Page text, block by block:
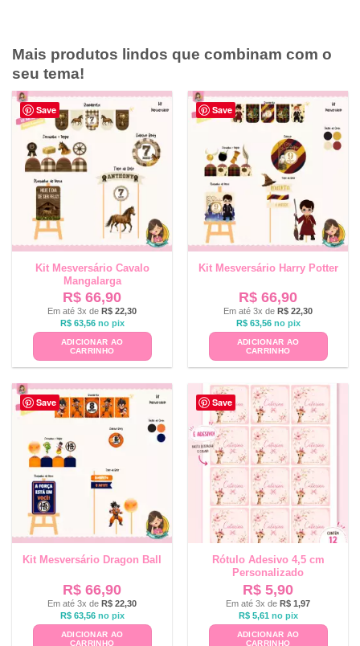
Mais produtos lindos que combinam com o
seu tema!
Save
Kit Mesversário Cavalo
Mangalarga
R$ 66,90
Em até 3x de R$ 22,30
R$63,56 no pix
ADICIONAR AO
CARRINHO
Save
Kit Mesversário Harry Potter
R$ 66,90
Em até 3x de R$ 22,30
R$63,56 no pix
ADICIONAR AO
CARRINHO
Save
Kit Mesversário Dragon Ball
R$ 66,90
Em até 3x de R$ 22,30
R$63,56 no pix
ADICIONAR AO
CARRINHO
Save
Rótulo Adesivo 4,5 cm
Personalizado
R$ 5,90
Em até 3x de R$ 1,97
R$5,61 no pix
ADICIONAR AO
CARRINHO